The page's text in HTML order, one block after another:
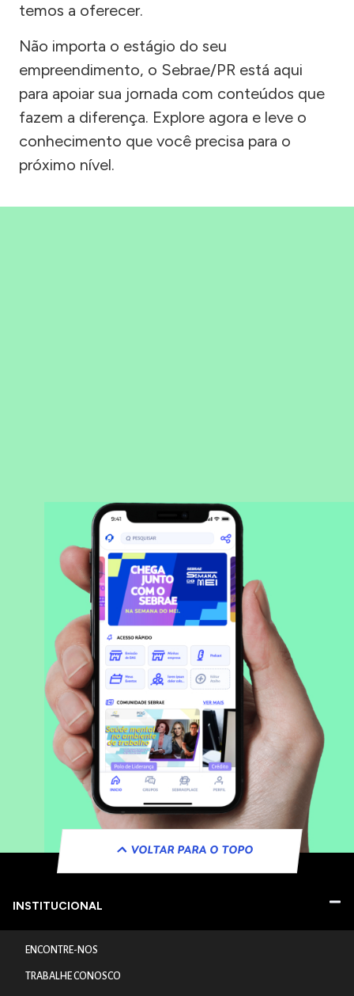
temos a oferecer.
Não importa o estágio do seu
empreendimento, o Sebrae/PR está aqui
para apoiar sua jornada com conteúdos que
fazem a diferença. Explore agora e leve o
conhecimento que você precisa para o
próximo nível.
VOLTAR PARA O TOPO
INSTITUCIONAL
ENCONTRE-NOS
TRABALHE CONOSCO